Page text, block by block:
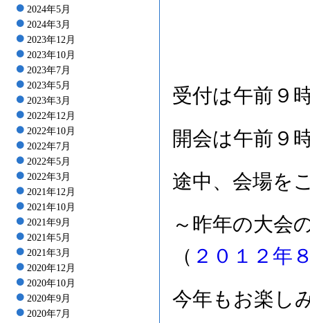
2024年5月
2024年3月
2023年12月
2023年10月
2023年7月
2023年5月
2023年3月
2022年12月
2022年10月
2022年7月
2022年5月
2022年3月
2021年12月
2021年10月
2021年9月
2021年5月
2021年3月
2020年12月
2020年10月
2020年9月
2020年7月
受付は午前９
開会は午前９
途中、会場を
～昨年の大会
（ ２０１２年
今年もお楽し